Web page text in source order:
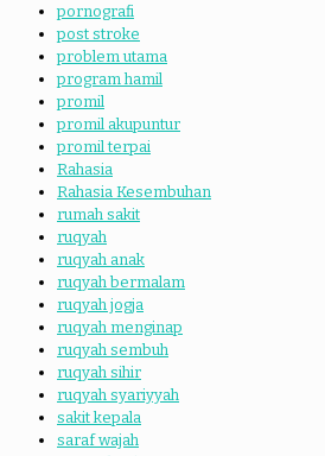
pornografi
post stroke
problem utama
program hamil
promil
promil akupuntur
promil terpai
Rahasia
Rahasia Kesembuhan
rumah sakit
ruqyah
ruqyah anak
ruqyah bermalam
ruqyah jogja
ruqyah menginap
ruqyah sembuh
ruqyah sihir
ruqyah syariyyah
sakit kepala
saraf wajah